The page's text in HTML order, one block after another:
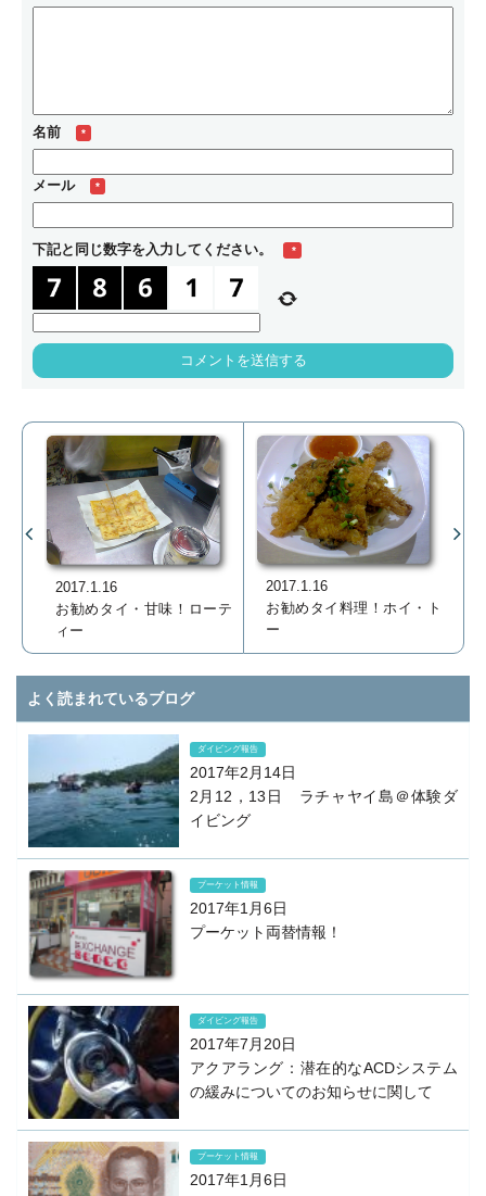
名前 *
メール *
下記と同じ数字を入力してください。 *
2017.1.16
お勧めタイ・甘味！ローテ
ィー
2017.1.16
お勧めタイ料理！ホイ・ト
ー
よく読まれているブログ
ダイビング報告
2017年2月14日
2月12，13日 ラチャヤイ島＠体験ダ
イビング
プーケット情報
2017年1月6日
プーケット両替情報！
ダイビング報告
2017年7月20日
アクアラング：潜在的なACDシステム
の緩みについてのお知らせに関して
プーケット情報
2017年1月6日